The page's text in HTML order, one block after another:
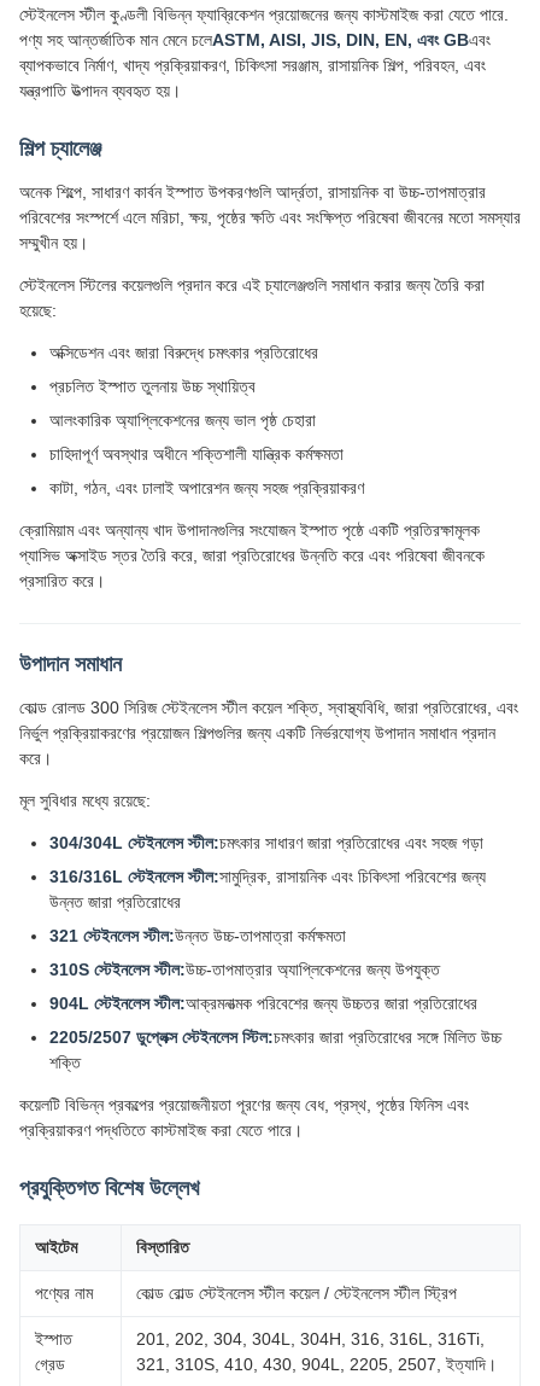
স্টেইনলেস স্টীল কুণ্ডলী বিভিন্ন ফ্যাব্রিকেশন প্রয়োজনের জন্য কাস্টমাইজ করা যেতে পারে.
পণ্য সহ আন্তর্জাতিক মান মেনে চলেASTM, AISI, JIS, DIN, EN, এবং GBএবং
ব্যাপকভাবে নির্মাণ, খাদ্য প্রক্রিয়াকরণ, চিকিৎসা সরঞ্জাম, রাসায়নিক শিল্প, পরিবহন, এবং
যন্ত্রপাতি উত্পাদন ব্যবহৃত হয়।
শিল্প চ্যালেঞ্জ
অনেক শিল্পে, সাধারণ কার্বন ইস্পাত উপকরণগুলি আর্দ্রতা, রাসায়নিক বা উচ্চ-তাপমাত্রার
পরিবেশের সংস্পর্শে এলে মরিচা, ক্ষয়, পৃষ্ঠের ক্ষতি এবং সংক্ষিপ্ত পরিষেবা জীবনের মতো সমস্যার
সম্মুখীন হয়।
স্টেইনলেস স্টিলের কয়েলগুলি প্রদান করে এই চ্যালেঞ্জগুলি সমাধান করার জন্য তৈরি করা
হয়েছে:
অক্সিডেশন এবং জারা বিরুদ্ধে চমৎকার প্রতিরোধের
প্রচলিত ইস্পাত তুলনায় উচ্চ স্থায়িত্ব
আলংকারিক অ্যাপ্লিকেশনের জন্য ভাল পৃষ্ঠ চেহারা
চাহিদাপূর্ণ অবস্থার অধীনে শক্তিশালী যান্ত্রিক কর্মক্ষমতা
কাটা, গঠন, এবং ঢালাই অপারেশন জন্য সহজ প্রক্রিয়াকরণ
ক্রোমিয়াম এবং অন্যান্য খাদ উপাদানগুলির সংযোজন ইস্পাত পৃষ্ঠে একটি প্রতিরক্ষামূলক
প্যাসিভ অক্সাইড স্তর তৈরি করে, জারা প্রতিরোধের উন্নতি করে এবং পরিষেবা জীবনকে
প্রসারিত করে।
উপাদান সমাধান
কোল্ড রোলড 300 সিরিজ স্টেইনলেস স্টীল কয়েল শক্তি, স্বাস্থ্যবিধি, জারা প্রতিরোধের, এবং
নির্ভুল প্রক্রিয়াকরণের প্রয়োজন শিল্পগুলির জন্য একটি নির্ভরযোগ্য উপাদান সমাধান প্রদান
করে।
মূল সুবিধার মধ্যে রয়েছে:
304/304L স্টেইনলেস স্টীল:চমৎকার সাধারণ জারা প্রতিরোধের এবং সহজ গড়া
316/316L স্টেইনলেস স্টীল:সামুদ্রিক, রাসায়নিক এবং চিকিৎসা পরিবেশের জন্য
উন্নত জারা প্রতিরোধের
321 স্টেইনলেস স্টীল:উন্নত উচ্চ-তাপমাত্রা কর্মক্ষমতা
310S স্টেইনলেস স্টীল:উচ্চ-তাপমাত্রার অ্যাপ্লিকেশনের জন্য উপযুক্ত
904L স্টেইনলেস স্টীল:আক্রমনাত্মক পরিবেশের জন্য উচ্চতর জারা প্রতিরোধের
2205/2507 ডুপ্লেক্স স্টেইনলেস স্টিল:চমৎকার জারা প্রতিরোধের সঙ্গে মিলিত উচ্চ
শক্তি
কয়েলটি বিভিন্ন প্রকল্পের প্রয়োজনীয়তা পূরণের জন্য বেধ, প্রস্থ, পৃষ্ঠের ফিনিস এবং
প্রক্রিয়াকরণ পদ্ধতিতে কাস্টমাইজ করা যেতে পারে।
প্রযুক্তিগত বিশেষ উল্লেখ
আইটেম বিস্তারিত
পণ্যের নাম কোল্ড রোল্ড স্টেইনলেস স্টীল কয়েল / স্টেইনলেস স্টীল স্ট্রিপ
ইস্পাত
গ্রেড
201, 202, 304, 304L, 304H, 316, 316L, 316Ti,
321, 310S, 410, 430, 904L, 2205, 2507, ইত্যাদি।